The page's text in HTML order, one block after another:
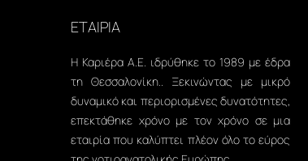
ΕΤΑΙΡΙΑ
Η Καριέρα Α.Ε. ιδρύθηκε το 1989 με έδρα
τη Θεσσαλονίκη.. Ξεκινώντας με μικρό
δυναμικό και περιορισμένες δυνατότητες,
επεκτάθηκε χρόνο με τον χρόνο σε μια
εταιρία που καλύπτει πλέον όλο το εύρος